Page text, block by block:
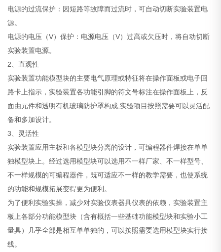
电源的过流保护：因短路等故障而过流时，可自动切断实验装置电
源。
电源的电压（V）保护：电源电压（V）过高或欠压时，将自动切断
实验装置电源。
2、直观性
实验装置功能模型块的主要电气原理或特征将在操作面板或电子回
路卡上指示，实验装置各功能引脚的符文号标注在操作面板上，反
面由元件和透明有机玻璃防护罩构成,实验项目按照需要可以灵活配
备和多加设计。
3、灵活性
实验装置应用主板和各模型块分离的设计，可编程器件焊接在单单
独模型块上。经过选用模型块可以选用不一样厂家、不一样型号、
不一样规模的可编程器件，既可适应不一样的教学需要，也使系统
的功能和规模拓展变得更为便利。
为了便利实验实操，减少对实验仪表器具仪表的依赖，实验装置主
板上各部分功能模型块（含有概括一些基础功能模型块和实验小工
量具）几乎全部是相互单单独的，可以按照需要选用模型块实行接
线。